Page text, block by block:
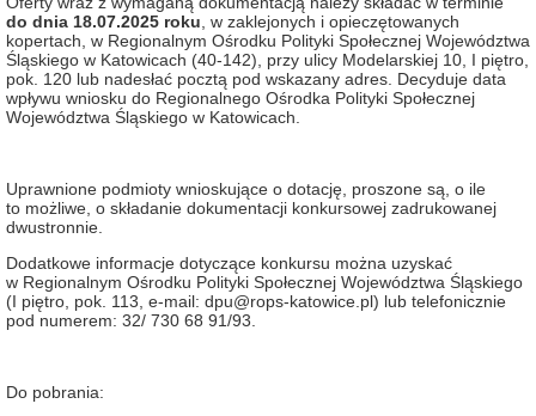
do dnia 18.07.2025 roku , w zaklejonych i opieczętowanych
kopertach, w Regionalnym Ośrodku Polityki Społecznej Województwa
Śląskiego w Katowicach (40-142), przy ulicy Modelarskiej 10, I piętro,
pok. 120 lub nadesłać pocztą pod wskazany adres. Decyduje data
wpływu wniosku do Regionalnego Ośrodka Polityki Społecznej
Województwa Śląskiego w Katowicach.
Uprawnione podmioty wnioskujące o dotację, proszone są, o ile
to możliwe, o składanie dokumentacji konkursowej zadrukowanej
dwustronnie.
Dodatkowe informacje dotyczące konkursu można uzyskać
w Regionalnym Ośrodku Polityki Społecznej Województwa Śląskiego
(I piętro, pok. 113, e-mail: dpu@rops-katowice.pl) lub telefonicznie
pod numerem: 32/ 730 68 91/93.
Do pobrania: